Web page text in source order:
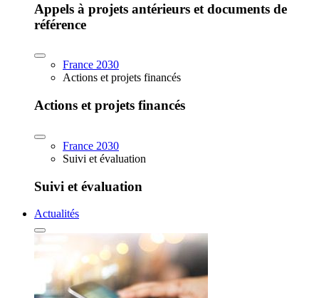
Appels à projets antérieurs et documents de
référence
France 2030
Actions et projets financés
Actions et projets financés
France 2030
Suivi et évaluation
Suivi et évaluation
Actualités